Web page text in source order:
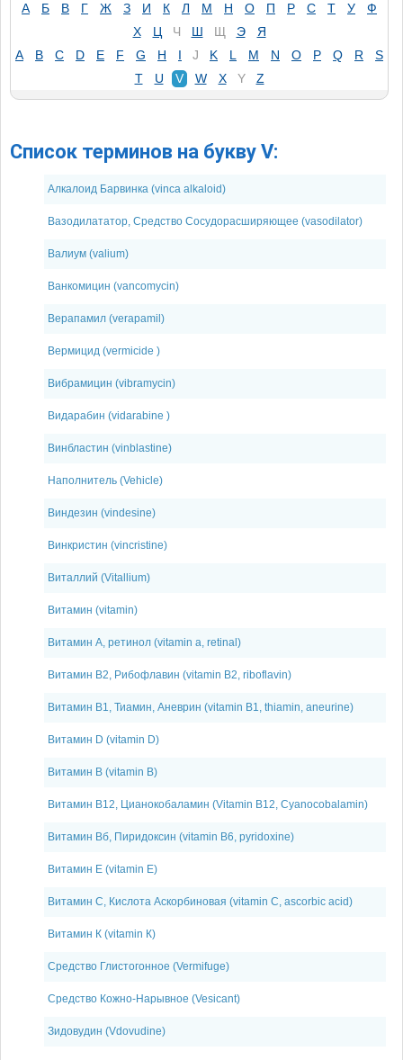
А Б В Г Ж З И К Л М Н О П Р С Т У
Ф
Х
Ц Ч Ш Щ Э
Я
A
B C D E F G H I J K L M N O P Q R
S
T
U V W X Y Z
Список терминов на букву V:
Алкалоид Барвинка (vinca alkaloid)
Вазодилататор, Средство Сосудорасширяющее (vasodilator)
Валиум (valium)
Ванкомицин (vancomycin)
Верапамил (verapamil)
Вермицид (vermicide )
Вибрамицин (vibramycin)
Видарабин (vidarabine )
Винбластин (vinblastine)
Наполнитель (Vehicle)
Виндезин (vindesine)
Винкристин (vincristine)
Виталлий (Vitallium)
Витамин (vitamin)
Витамин A, ретинол (vitamin a, retinal)
Витамин B2, Рибофлавин (vitamin B2, riboflavin)
Витамин B1, Тиамин, Аневрин (vitamin B1, thiamin, aneurine)
Витамин D (vitamin D)
Витамин В (vitamin B)
Витамин В12, Цианокобаламин (Vitamin B12, Cyanоcobalamin)
Витамин Вб, Пиридоксин (vitamin B6, pyridoxine)
Витамин Е (vitamin Е)
Витамин С, Кислота Аскорбиновая (vitamin C, ascorbic acid)
Витамин К (vitamin К)
Средство Глистогонное (Vermifuge)
Средство Кожно-Нарывное (Vesicant)
Зидовудин (Vdovudine)